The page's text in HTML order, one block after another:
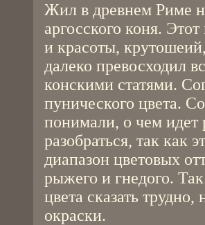
Жил в древнем Риме
аргосского коня.
и красоты,
далеко превосходил
конскими статями.
пунического цвета.
понимали, о чем идет
разобраться, так как
диапазон цветовых
рыжего и гнедого.
цвета сказать
окраски.